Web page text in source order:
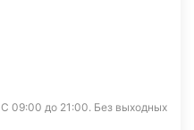
С 09:00 до 21:00. Без выходных